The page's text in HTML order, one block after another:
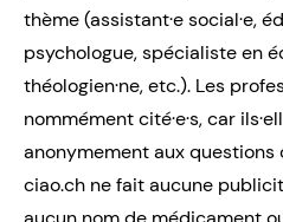
thème (assistant·e social·e,
psychologue, spécialiste en
théologien·ne, etc.). Les
nommément cité·e·s, car
anonymement aux questions
ciao.ch ne fait aucune